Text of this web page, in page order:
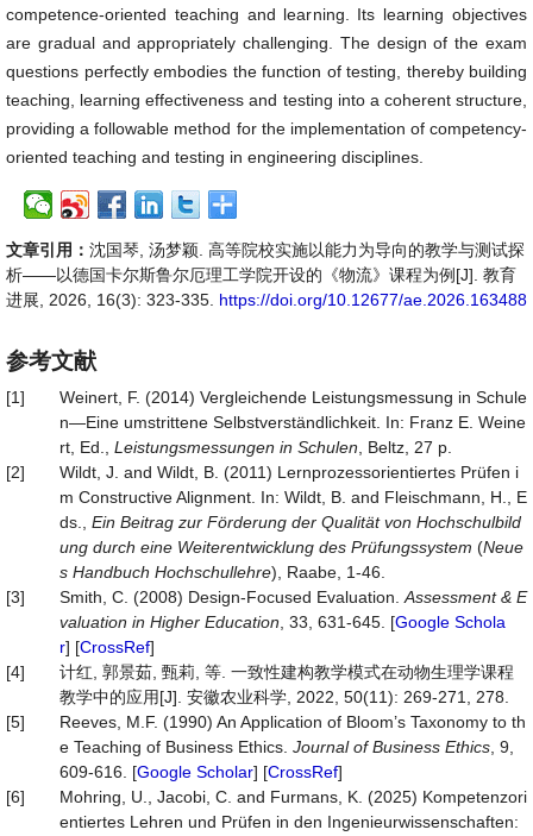
competence-oriented teaching and learning. Its learning objectives
are gradual and appropriately challenging. The design of the exam
questions perfectly embodies the function of testing, thereby building
teaching, learning effectiveness and testing into a coherent structure,
providing a followable method for the implementation of competency-
oriented teaching and testing in engineering disciplines.
文章引用： 沈国琴, 汤梦颖. 高等院校实施以能力为导向的教学与测试探
析——以德国卡尔斯鲁尔厄理工学院开设的《物流》课程为例[J]. 教育
进展, 2026, 16(3): 323-335. https://doi.org/10.12677/ae.2026.163488
参考文献
[1]
Weinert, F. (2014) Vergleichende Leistungsmessung in Schule
n—Eine umstrittene Selbstverständlichkeit. In: Franz E. Weine
rt, Ed., Leistungsmessungen in Schulen , Beltz, 27 p.
[2]
Wildt, J. and Wildt, B. (2011) Lernprozessorientiertes Prüfen i
m Constructive Alignment. In: Wildt, B. and Fleischmann, H., E
ds., Ein Beitrag zur Förderung der Qualität von Hochschulbild
ung durch eine Weiterentwicklung des Prüfungssystem (Neue
s Handbuch Hochschullehre), Raabe, 1-46.
[3]
Smith, C. (2008) Design‐Focused Evaluation. Assessment & E
valuation in Higher Education , 33, 631-645. [Google Schola
r] [CrossRef]
[4]
计红, 郭景茹, 甄莉, 等. 一致性建构教学模式在动物生理学课程
教学中的应用[J]. 安徽农业科学, 2022, 50(11): 269-271, 278.
[5]
Reeves, M.F. (1990) An Application of Bloom’s Taxonomy to th
e Teaching of Business Ethics. Journal of Business Ethics , 9,
609-616. [Google Scholar] [CrossRef]
[6]
Mohring, U., Jacobi, C. and Furmans, K. (2025) Kompetenzori
entiertes Lehren und Prüfen in den Ingenieurwissenschaften: